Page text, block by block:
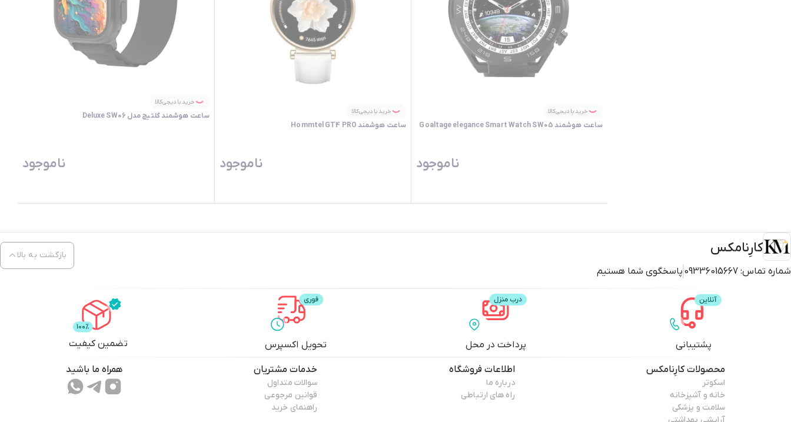
خرید با دیجی‌کالا
ساعت هوشمند Goaltage elegance Smart Watch SW05
ناموجود
خرید با دیجی‌کالا
ساعت هوشمند Hommtel GT4 PRO
ناموجود
خرید با دیجی‌کالا
ساعت هوشمند گلتیج مدل Deluxe SW06
ناموجود
کارِنامکس
شماره تماس: 09336015667 پاسخگوی شما هستیم
بازگشت به بالا
پشتیبانی پرداخت در محل تحویل اکسپرس تضمین کیفیت
محصولاتکارِنامکس
اسکوتر
خانه و آشپزخانه
سلامت و پزشکی
اطلاعات فروشگاه
درباره ما
راه های ارتباطی
خدمات مشتریان
سوالات متداول
قوانین مرجوعی
راهنمای خرید
همراه ما باشید